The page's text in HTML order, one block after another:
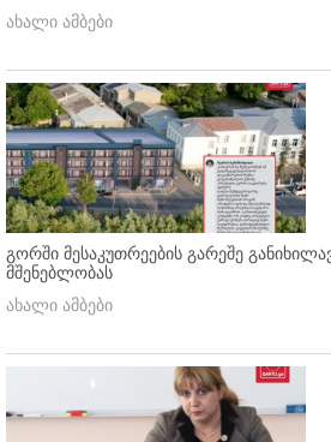
ახალი ამბები
გორში მესაკუთრეების გარეშე
მშენებლობას
ახალი ამბები